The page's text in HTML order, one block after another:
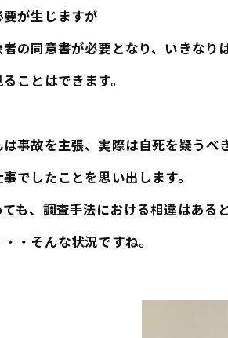
が生じますが
の同意書が必要となり、いきなり
ことはできます。
事故を主張、実際は自死を疑うべ
でしたことを思い出します。
も、調査手法における相違はある
・そんな状況ですね。